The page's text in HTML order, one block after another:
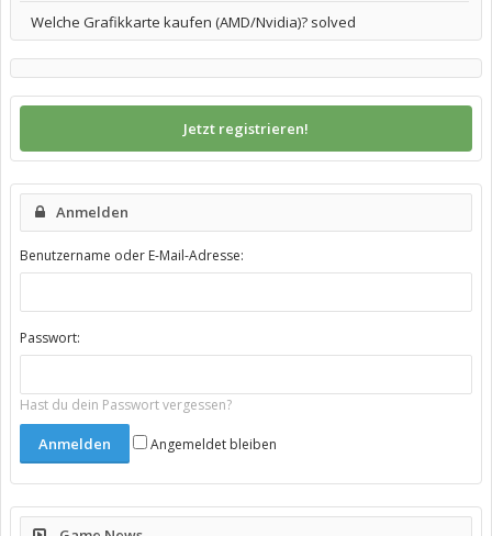
Welche Grafikkarte kaufen (AMD/Nvidia)? solved
Jetzt registrieren!
Anmelden
Benutzername oder E-Mail-Adresse:
Passwort:
Hast du dein Passwort vergessen?
Angemeldet bleiben